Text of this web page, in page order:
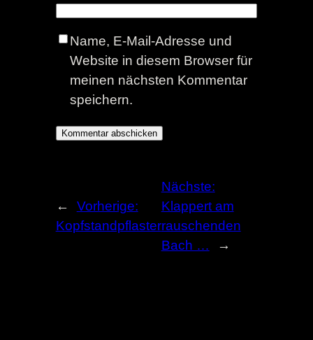
Name, E-Mail-Adresse und
Website in diesem Browser für
meinen nächsten Kommentar
speichern.
←
Vorherige:
Kopfstandpflaster
Nächste:
Klappert am
rauschenden
Bach …
→